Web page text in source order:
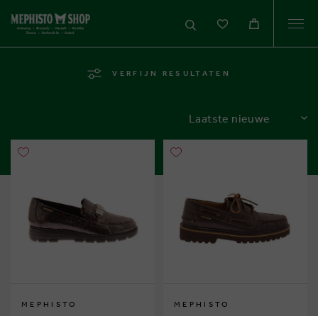
VERFIJN RESULTATEN
SORTEREN
MEPHISTO MEPHISTO